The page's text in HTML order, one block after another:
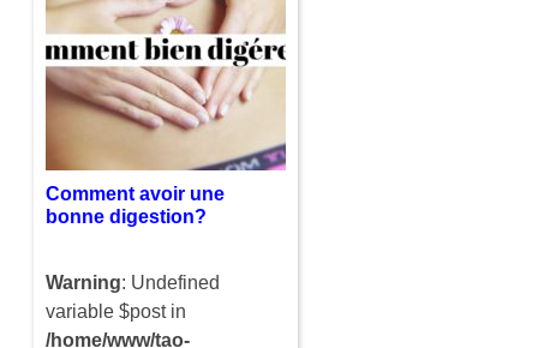
Avoir des gaz intestinaux
est quelque chose de tout à
fait normale et naturelle.
C’est tout simplement le fait
d’avoir accumuler trop de
gaz dans…
Comment avoir une
bonne digestion?
Warning: Undefined
variable $post in
/home/www/tao-